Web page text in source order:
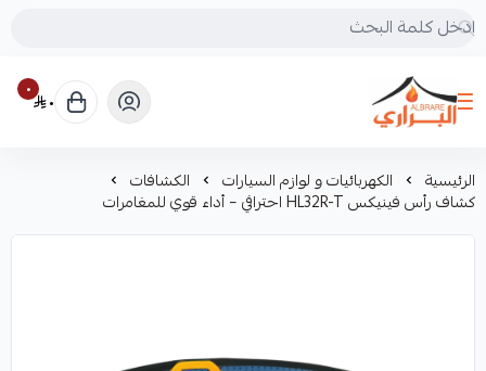
البراري للرحلات
٠ ٠
الرئيسية الكهربائيات و لوازم السيارات الكشافات
كشاف رأس فينيكس HL32R-T احترافي – أداء قوي للمغامرات